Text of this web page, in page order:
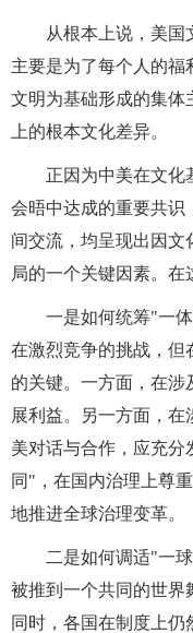
从根本上说，美
主要是为了每个人的
文明为基础形成的集体
上的根本文化差异。
正因为中美在文化
会晤中达成的重要共识
间交流，均呈现出因
局的一个关键因素。
一是如何统筹"一
在激烈竞争的挑战，但
的关键。一方面，在
展利益。另一方面，
美对话与合作，应充
同"，在国内治理上尊
地推进全球治理变革。
二是如何调适"一
被推到一个共同的世界
同时，各国在制度上